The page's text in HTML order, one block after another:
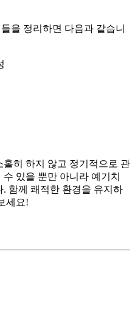
을 정리하면 다음과 같습니
히 하지 않고 정기적으로 관
있을 뿐만 아니라 예기치
함께 쾌적한 환경을 유지하
세요!